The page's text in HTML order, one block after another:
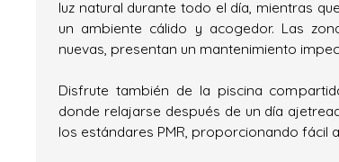
luz natural durante todo el día, mientras
un ambiente cálido y acogedor. Las
nuevas, presentan un mantenimiento
Disfrute también de la piscina
donde relajarse después de un día
los estándares PMR, proporcionando fácil